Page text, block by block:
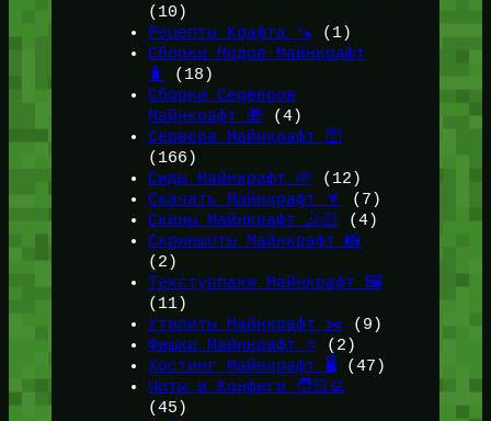
(10)
Рецепты Крафта 🪚 (1)
Сборки Модов Майнкрафт
🧳
(18)
Сборки Серверов
Майнкрафт 🎁 (4)
Сервера Майнкрафт 🛜
(166)
Сиды Майнкрафт 🌱
(12)
Скачать Майнкрафт 🔽
(7)
Скины Майнкрафт 🤹🏻
(4)
Скриншоты Майнкрафт 📸
(2)
Текстурпаки Майнкрафт 🖼️
(11)
Утилиты Майнкрафт ✂️ (9)
Фишки Майнкрафт ⭐(2)
Хостинг Майнкрафт 🖥️ (47)
Читы и Конфиги 🧑🏻‍💻
(45)